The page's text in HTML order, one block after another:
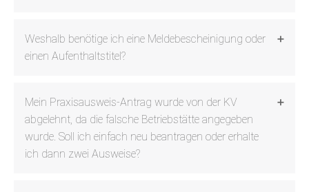
Weshalb benötige ich eine Meldebescheinigung oder
einen Aufenthaltstitel?
Mein Praxisausweis-Antrag wurde von der KV
abgelehnt, da die falsche Betriebstätte angegeben
wurde. Soll ich einfach neu beantragen oder erhalte
ich dann zwei Ausweise?